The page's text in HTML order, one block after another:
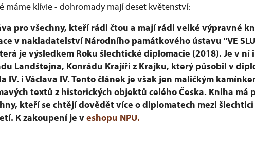
máme klívie - dohromady mají deset květenství:
pro všechny, kteří rádi čtou a mají rádi velké výpravné
v nakladatelství Národního památkového ústavu "VE
je výsledkem Roku šlechtické diplomacie (2018). Je v ní
Landštejna, Konrádu Krajíři z Krajku, který působil v
IV. i Václava IV. Tento článek je však jen maličkým
textů z historických objektů celého Česka. Kniha má
kteří se chtějí dovědět více o diplomatech mezi
K zakoupení je veshopu NPU.